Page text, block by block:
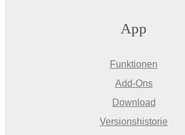
App
Funktionen
Add-Ons
Download
Versionshistorie